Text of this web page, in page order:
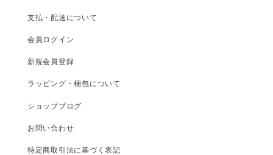
支払 ・配送について
会員ログイン
新規会員登録
ラッピング・梱包について
ショップブログ
お問い合わせ
特定商取引法に基づく表記